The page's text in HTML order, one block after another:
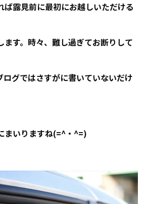
ば露見前に最初にお越しいただける
ます。時々、難し過ぎてお断りして
ログではさすがに書いていないだけ
まいりますね(=^・^=)